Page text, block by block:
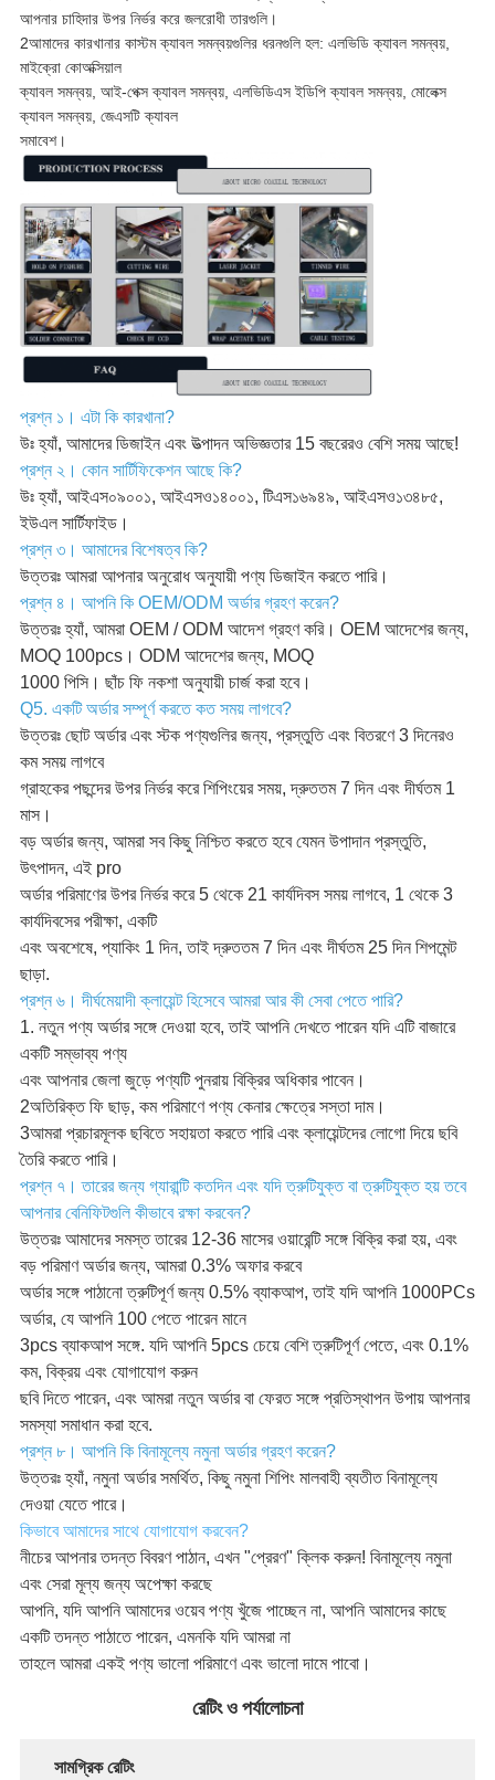
আপনার চাহিদার উপর নির্ভর করে জলরোধী তারগুলি।
2আমাদের কারখানার কাস্টম ক্যাবল সমন্বয়গুলির ধরনগুলি হল: এলভিডি ক্যাবল সমন্বয়,
মাইক্রো কোঅক্সিয়াল
ক্যাবল সমন্বয়, আই-পেক্স ক্যাবল সমন্বয়, এলভিডিএস ইডিপি ক্যাবল সমন্বয়, মোলেক্স
ক্যাবল সমন্বয়, জেএসটি ক্যাবল
সমাবেশ।
প্রশ্ন ১। এটা কি কারখানা?
উঃ হ্যাঁ, আমাদের ডিজাইন এবং উত্পাদন অভিজ্ঞতার 15 বছরেরও বেশি সময় আছে!
প্রশ্ন ২। কোন সার্টিফিকেশন আছে কি?
উঃ হ্যাঁ, আইএস০৯০০১, আইএসও১৪০০১, টিএস১৬৯৪৯, আইএসও১৩৪৮৫,
ইউএল সার্টিফাইড।
প্রশ্ন ৩। আমাদের বিশেষত্ব কি?
উত্তরঃ আমরা আপনার অনুরোধ অনুযায়ী পণ্য ডিজাইন করতে পারি।
প্রশ্ন ৪। আপনি কি OEM/ODM অর্ডার গ্রহণ করেন?
উত্তরঃ হ্যাঁ, আমরা OEM / ODM আদেশ গ্রহণ করি। OEM আদেশের জন্য,
MOQ 100pcs। ODM আদেশের জন্য, MOQ
1000 পিসি। ছাঁচ ফি নকশা অনুযায়ী চার্জ করা হবে।
Q5. একটি অর্ডার সম্পূর্ণ করতে কত সময় লাগবে?
উত্তরঃ ছোট অর্ডার এবং স্টক পণ্যগুলির জন্য, প্রস্তুতি এবং বিতরণে 3 দিনেরও
কম সময় লাগবে
গ্রাহকের পছন্দের উপর নির্ভর করে শিপিংয়ের সময়, দ্রুততম 7 দিন এবং দীর্ঘতম 1
মাস।
বড় অর্ডার জন্য, আমরা সব কিছু নিশ্চিত করতে হবে যেমন উপাদান প্রস্তুতি,
উৎপাদন, এই pro
অর্ডার পরিমাণের উপর নির্ভর করে 5 থেকে 21 কার্যদিবস সময় লাগবে, 1 থেকে 3
কার্যদিবসের পরীক্ষা, একটি
এবং অবশেষে, প্যাকিং 1 দিন, তাই দ্রুততম 7 দিন এবং দীর্ঘতম 25 দিন শিপমেন্ট
ছাড়া.
প্রশ্ন ৬। দীর্ঘমেয়াদী ক্লায়েন্ট হিসেবে আমরা আর কী সেবা পেতে পারি?
1. নতুন পণ্য অর্ডার সঙ্গে দেওয়া হবে, তাই আপনি দেখতে পারেন যদি এটি বাজারে
একটি সম্ভাব্য পণ্য
এবং আপনার জেলা জুড়ে পণ্যটি পুনরায় বিক্রির অধিকার পাবেন।
2অতিরিক্ত ফি ছাড়, কম পরিমাণে পণ্য কেনার ক্ষেত্রে সস্তা দাম।
3আমরা প্রচারমূলক ছবিতে সহায়তা করতে পারি এবং ক্লায়েন্টদের লোগো দিয়ে ছবি
তৈরি করতে পারি।
প্রশ্ন ৭। তারের জন্য গ্যারান্টি কতদিন এবং যদি ত্রুটিযুক্ত বা ত্রুটিযুক্ত হয় তবে
আপনার বেনিফিটগুলি কীভাবে রক্ষা করবেন?
উত্তরঃ আমাদের সমস্ত তারের 12-36 মাসের ওয়ারেন্টি সঙ্গে বিক্রি করা হয়, এবং
বড় পরিমাণ অর্ডার জন্য, আমরা 0.3% অফার করবে
অর্ডার সঙ্গে পাঠানো ত্রুটিপূর্ণ জন্য 0.5% ব্যাকআপ, তাই যদি আপনি 1000PCs
অর্ডার, যে আপনি 100 পেতে পারেন মানে
3pcs ব্যাকআপ সঙ্গে. যদি আপনি 5pcs চেয়ে বেশি ত্রুটিপূর্ণ পেতে, এবং 0.1%
কম, বিক্রয় এবং যোগাযোগ করুন
ছবি দিতে পারেন, এবং আমরা নতুন অর্ডার বা ফেরত সঙ্গে প্রতিস্থাপন উপায় আপনার
সমস্যা সমাধান করা হবে.
প্রশ্ন ৮। আপনি কি বিনামূল্যে নমুনা অর্ডার গ্রহণ করেন?
উত্তরঃ হ্যাঁ, নমুনা অর্ডার সমর্থিত, কিছু নমুনা শিপিং মালবাহী ব্যতীত বিনামূল্যে
দেওয়া যেতে পারে।
কিভাবে আমাদের সাথে যোগাযোগ করবেন?
নীচের আপনার তদন্ত বিবরণ পাঠান, এখন "প্রেরণ" ক্লিক করুন! বিনামূল্যে নমুনা
এবং সেরা মূল্য জন্য অপেক্ষা করছে
আপনি, যদি আপনি আমাদের ওয়েব পণ্য খুঁজে পাচ্ছেন না, আপনি আমাদের কাছে
একটি তদন্ত পাঠাতে পারেন, এমনকি যদি আমরা না
তাহলে আমরা একই পণ্য ভালো পরিমাণে এবং ভালো দামে পাবো।
রেটিং ও পর্যালোচনা
সামগ্রিক রেটিং